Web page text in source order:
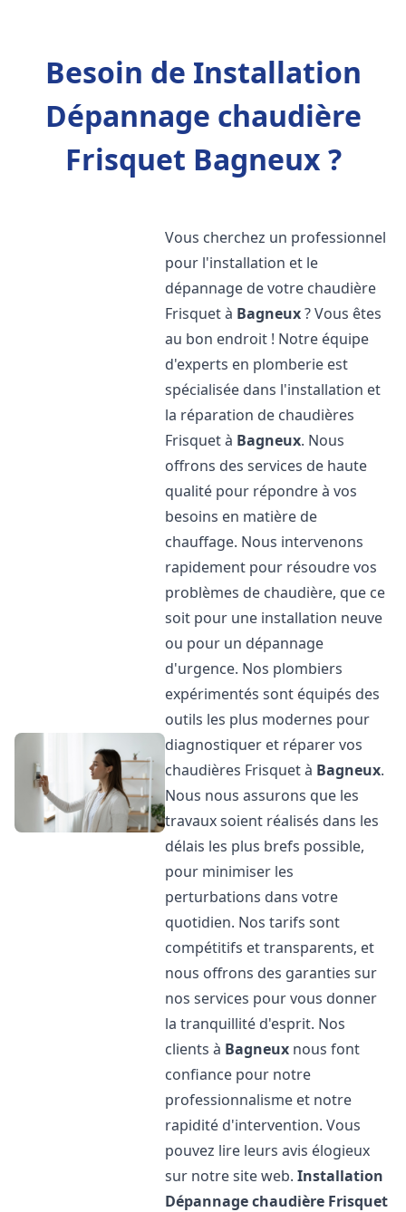
Besoin de Installation
Dépannage chaudière
Frisquet Bagneux ?
Vous cherchez un professionnel
pour l'installation et le
dépannage de votre chaudière
Frisquet à Bagneux? Vous êtes
au bon endroit ! Notre équipe
d'experts en plomberie est
spécialisée dans l'installation et
la réparation de chaudières
Frisquet à Bagneux. Nous
offrons des services de haute
qualité pour répondre à vos
besoins en matière de
chauffage. Nous intervenons
rapidement pour résoudre vos
problèmes de chaudière, que ce
soit pour une installation neuve
ou pour un dépannage
d'urgence. Nos plombiers
expérimentés sont équipés des
outils les plus modernes pour
diagnostiquer et réparer vos
chaudières Frisquet à Bagneux.
Nous nous assurons que les
travaux soient réalisés dans les
délais les plus brefs possible,
pour minimiser les
perturbations dans votre
quotidien. Nos tarifs sont
compétitifs et transparents, et
nous offrons des garanties sur
nos services pour vous donner
la tranquillité d'esprit. Nos
clients à Bagneux nous font
confiance pour notre
professionnalisme et notre
rapidité d'intervention. Vous
pouvez lire leurs avis élogieux
sur notre site web.Installation
Dépannage chaudière Frisquet